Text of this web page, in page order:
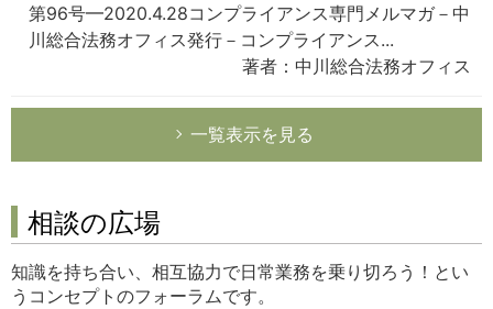
第96号━2020.4.28コンプライアンス専門メルマガ－中
川総合法務オフィス発行－コンプライアンス...
著者：中川総合法務オフィス
一覧表示を見る
相談の広場
知識を持ち合い、相互協力で日常業務を乗り切ろう！とい
うコンセプトのフォーラムです。